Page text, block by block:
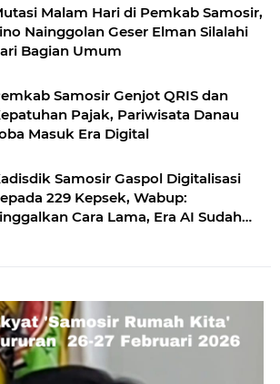
Malam Hari di Pemkab Samosir,
Nainggolan Geser Elman Silalahi
Bagian Umum
Samosir Genjot QRIS dan
Pajak, Pariwisata Danau
Masuk Era Digital
Samosir Gaspol Digitalisasi
229 Kepsek, Wabup:
Cara Lama, Era AI Sudah